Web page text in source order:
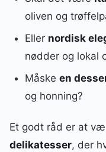
oliven og
Eller nordisk
nødder og lokal
Måske en
og honning?
Et godt råd er at
delikatesser, der